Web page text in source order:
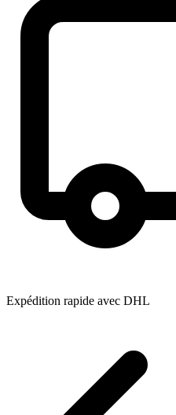
Expédition rapide avec DHL